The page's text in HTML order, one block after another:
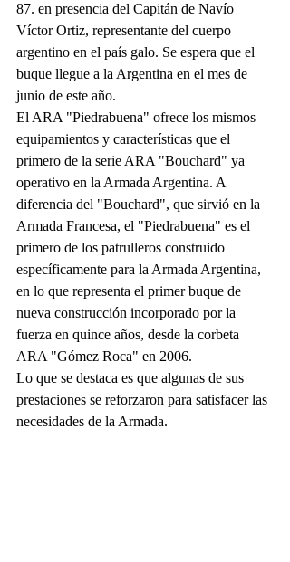
87. en presencia del Capitán de Navío
Víctor Ortiz, representante del cuerpo
argentino en el país galo. Se espera que el
buque llegue a la Argentina en el mes de
junio de este año.
El ARA "Piedrabuena" ofrece los mismos
equipamientos y características que el
primero de la serie ARA "Bouchard" ya
operativo en la Armada Argentina. A
diferencia del "Bouchard", que sirvió en la
Armada Francesa, el "Piedrabuena" es el
primero de los patrulleros construido
específicamente para la Armada Argentina,
en lo que representa el primer buque de
nueva construcción incorporado por la
fuerza en quince años, desde la corbeta
ARA "Gómez Roca" en 2006.
Lo que se destaca es que algunas de sus
prestaciones se reforzaron para satisfacer las
necesidades de la Armada.